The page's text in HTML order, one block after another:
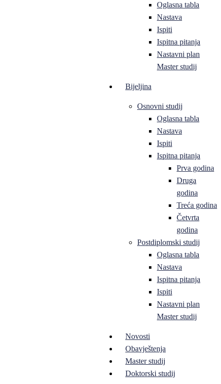
Oglasna tabla
Nastava
Ispiti
Ispitna pitanja
Nastavni plan
Master studij
Bijeljina
Osnovni studij
Oglasna tabla
Nastava
Ispiti
Ispitna pitanja
Prva godina
Druga
godina
Treća godina
Četvrta
godina
Postdiplomski studij
Oglasna tabla
Nastava
Ispitna pitanja
Ispiti
Nastavni plan
Master studij
Novosti
Obavještenja
Master studij
Doktorski studij